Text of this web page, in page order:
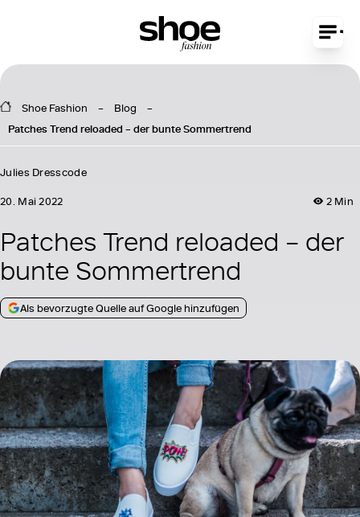
Shoe Fashion
Blog
Patches Trend reloaded – der bunte Sommertrend
Julies Dresscode
2 Min
20. Mai 2022
Patches Trend reloaded – der
bunte Sommertrend
Als bevorzugte Quelle auf Google hinzufügen